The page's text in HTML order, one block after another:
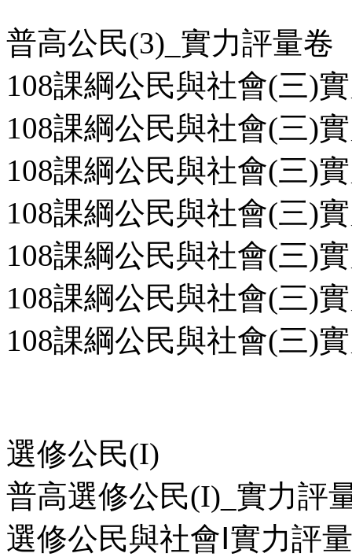
普高公民(3)_實力評量卷
108課綱公民與社會(三)
108課綱公民與社會(三)
108課綱公民與社會(三)
108課綱公民與社會(三)
108課綱公民與社會(三)
108課綱公民與社會(三)
108課綱公民與社會(三)
選修公民(I)
普高選修公民(I)_實力評
選修公民與社會Ⅰ實力評